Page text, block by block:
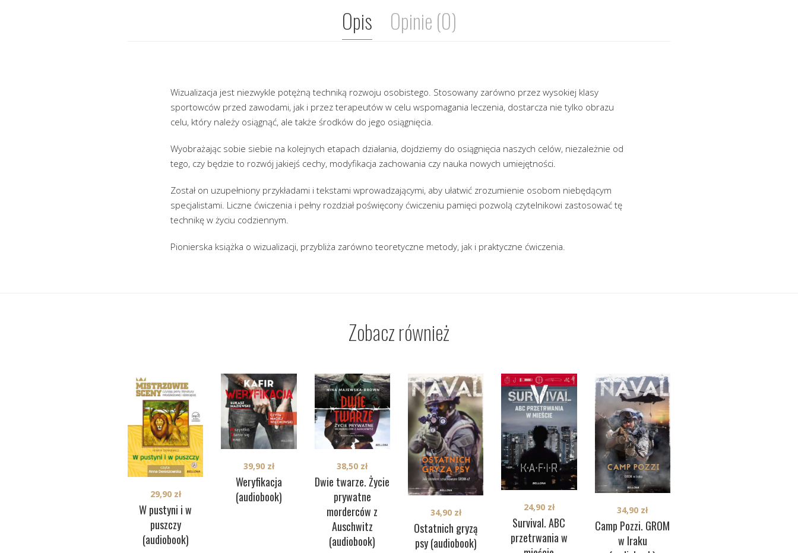
Opis Opinie (0)
Wizualizacja jest niezwykle potężną techniką rozwoju osobistego. Stosowany zarówno przez wysokiej klasy
sportowców przed zawodami, jak i przez terapeutów w celu wspomagania leczenia, dostarcza nie tylko obrazu
celu, który należy osiągnąć, ale także środków do jego osiągnięcia.
Wyobrażając sobie siebie na kolejnych etapach działania, dojdziemy do osiągnięcia naszych celów, niezależnie od
tego, czy będzie to rozwój jakiejś cechy, modyfikacja zachowania czy nauka nowych umiejętności.
Został on uzupełniony przykładami i tekstami wprowadzającymi, aby ułatwić zrozumienie osobom niebędącym
specjalistami. Liczne ćwiczenia i pełny rozdział poświęcony ćwiczeniu pamięci pozwolą czytelnikowi zastosować tę
technikę w życiu codziennym.
Pionierska książka o wizualizacji, przybliża zarówno teoretyczne metody, jak i praktyczne ćwiczenia.
Zobacz również
W pustyni i w
puszczy
(audiobook)
29,90 zł
Weryfikacja
(audiobook)
39,90 zł
Dwie twarze. Życie
prywatne
morderców z
Auschwitz
(audiobook)
38,50 zł
Ostatnich gryzą
psy (audiobook)
34,90 zł
Survival. ABC
przetrwania w
24,90 zł
Camp Pozzi. GROM
w Iraku
34,90 zł